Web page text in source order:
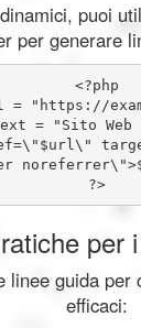
puoi
per generare
<?php
= "https://
= "Sito Web
?>
per
linee guida per
efficaci: